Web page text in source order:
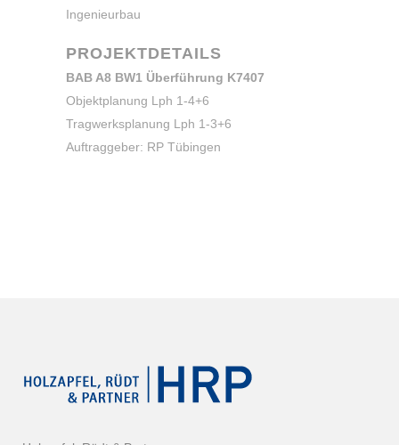
Ingenieurbau
PROJEKTDETAILS
BAB A8 BW1 Überführung K7407
Objektplanung Lph 1-4+6
Tragwerksplanung Lph 1-3+6
Auftraggeber: RP Tübingen